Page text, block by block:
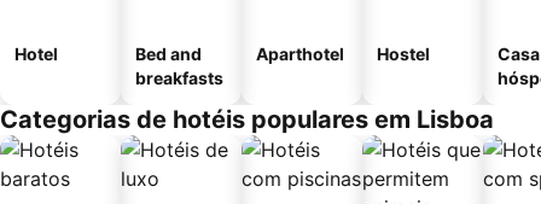
Hotel
Bed and
breakfasts
Aparthotel Hostel
Categorias de hotéis populares em Lisboa